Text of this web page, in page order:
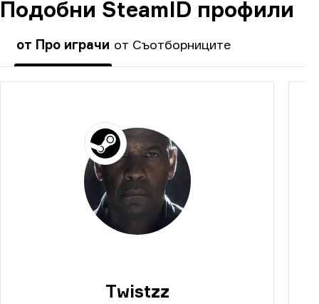
КОМЕНТАР
Подобни SteamID профили
от Про играчи от Съотборниците
Twistzz